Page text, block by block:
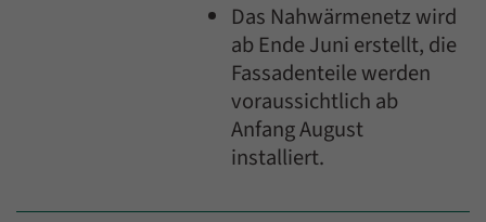
Das Nahwärmenetz wird
ab Ende Juni erstellt, die
Fassadenteile werden
voraussichtlich ab
Anfang August
installiert.